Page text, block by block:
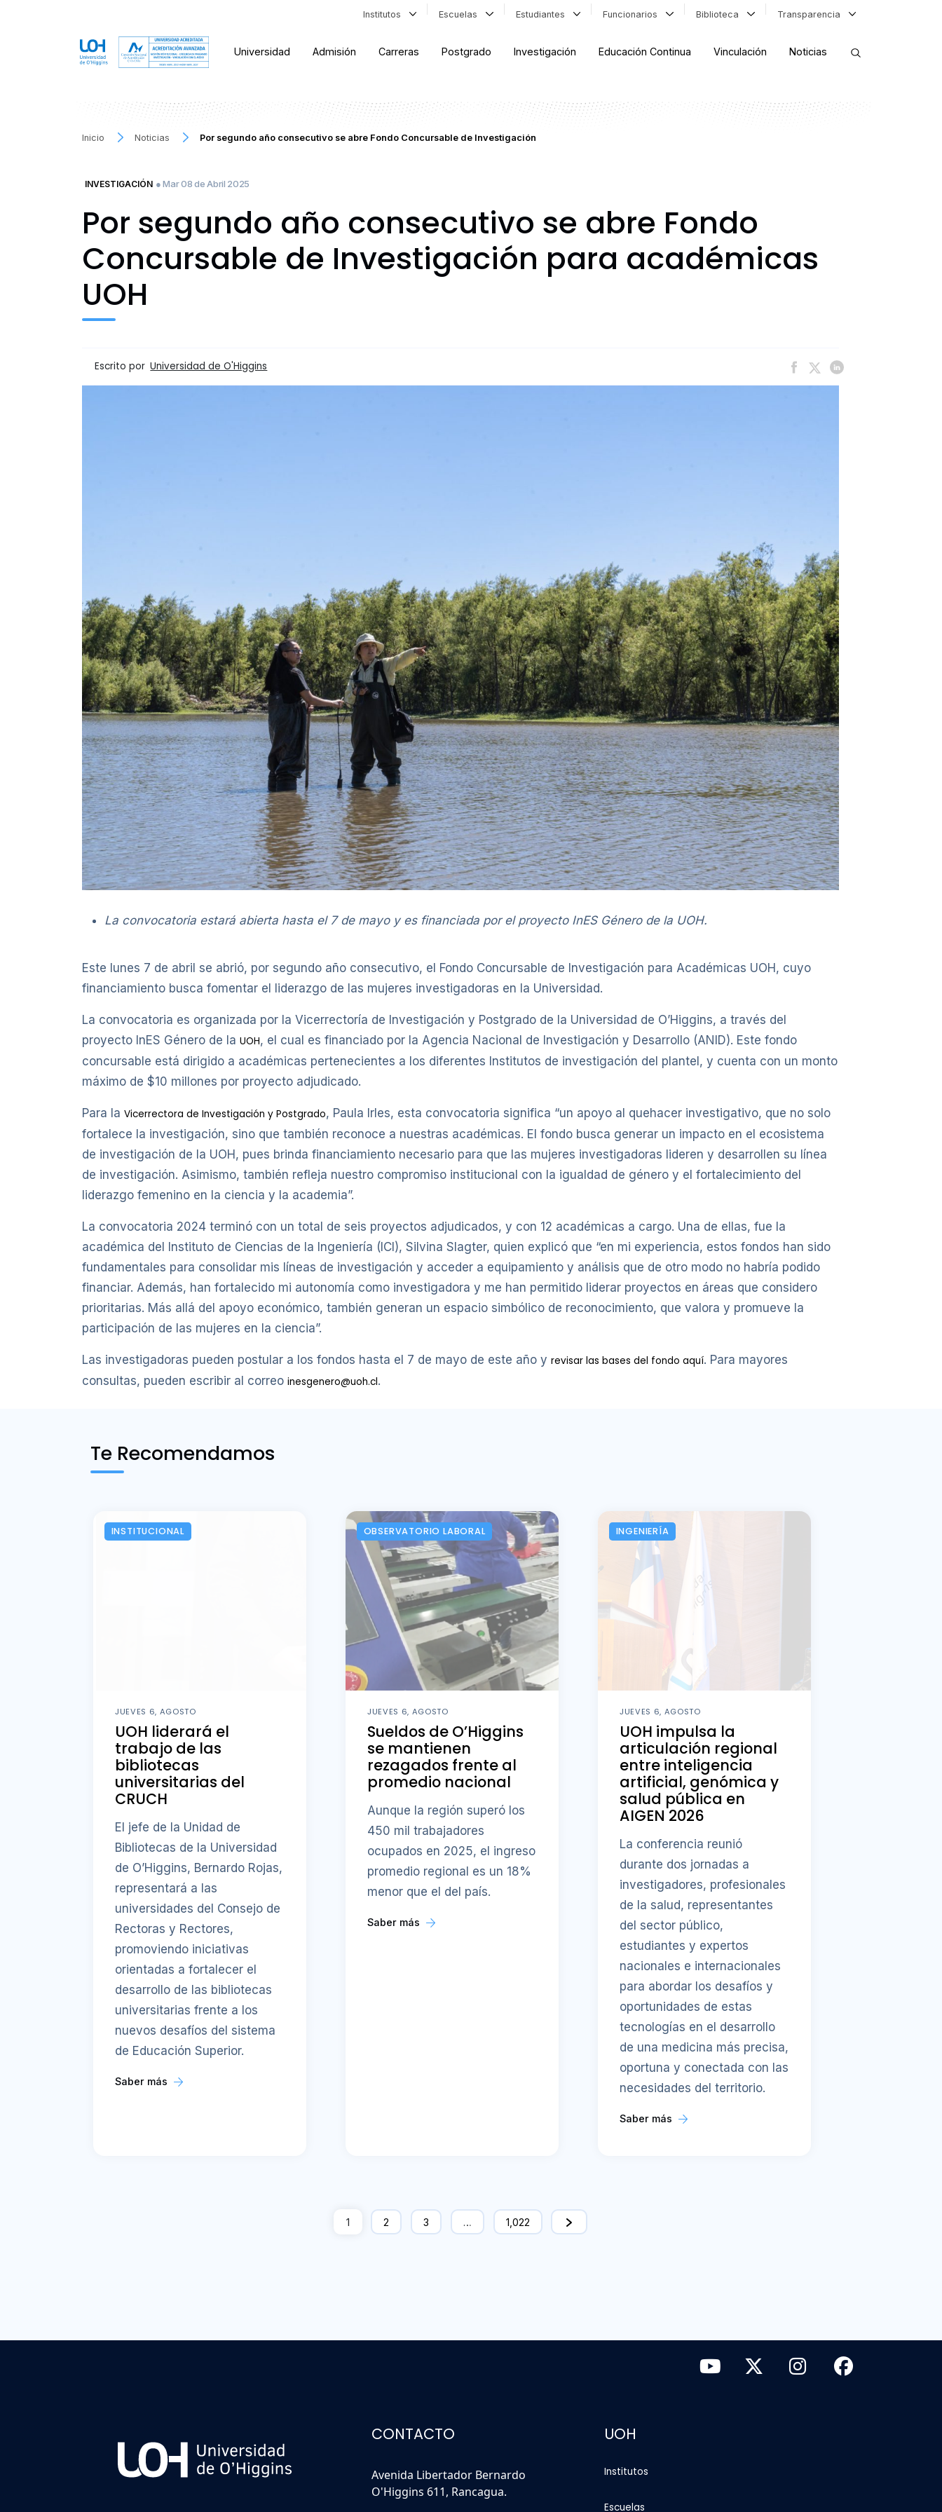
Institutos Escuelas Estudiantes Funcionarios Biblioteca Transparencia
Universidad Admisión Carreras Postgrado Investigación Educación Continua Vinculación Noticias
Inicio Noticias Por segundo año consecutivo se abre Fondo Concursable de Investigación
INVESTIGACIÓN ● Mar 08 de Abril 2025
Por segundo año consecutivo se abre Fondo
Concursable de Investigación para académicas
UOH
Escrito por Universidad de O'Higgins
La convocatoria estará abierta hasta el 7 de mayo y es financiada por el proyecto InES Género de la UOH.
Este lunes 7 de abril se abrió, por segundo año consecutivo, el Fondo Concursable de Investigación para Académicas UOH, cuyo
financiamiento busca fomentar el liderazgo de las mujeres investigadoras en la Universidad.
La convocatoria es organizada por la Vicerrectoría de Investigación y Postgrado de la Universidad de O’Higgins, a través del
proyecto InES Género de la UOH, el cual es financiado por la Agencia Nacional de Investigación y Desarrollo (ANID). Este fondo
concursable está dirigido a académicas pertenecientes a los diferentes Institutos de investigación del plantel, y cuenta con un monto
máximo de $10 millones por proyecto adjudicado.
Para la Vicerrectora de Investigación y Postgrado, Paula Irles, esta convocatoria significa “un apoyo al quehacer investigativo, que no solo
fortalece la investigación, sino que también reconoce a nuestras académicas. El fondo busca generar un impacto en el ecosistema
de investigación de la UOH, pues brinda financiamiento necesario para que las mujeres investigadoras lideren y desarrollen su línea
de investigación. Asimismo, también refleja nuestro compromiso institucional con la igualdad de género y el fortalecimiento del
liderazgo femenino en la ciencia y la academia”.
La convocatoria 2024 terminó con un total de seis proyectos adjudicados, y con 12 académicas a cargo. Una de ellas, fue la
académica del Instituto de Ciencias de la Ingeniería (ICI), Silvina Slagter, quien explicó que “en mi experiencia, estos fondos han sido
fundamentales para consolidar mis líneas de investigación y acceder a equipamiento y análisis que de otro modo no habría podido
financiar. Además, han fortalecido mi autonomía como investigadora y me han permitido liderar proyectos en áreas que considero
prioritarias. Más allá del apoyo económico, también generan un espacio simbólico de reconocimiento, que valora y promueve la
participación de las mujeres en la ciencia”.
Las investigadoras pueden postular a los fondos hasta el 7 de mayo de este año y revisar las bases del fondo aquí. Para mayores
consultas, pueden escribir al correo inesgenero@uoh.cl.
Te Recomendamos
INSTITUCIONAL
JUEVES 6, AGOSTO
UOH liderará el
trabajo de las
bibliotecas
universitarias del
CRUCH
El jefe de la Unidad de
Bibliotecas de la Universidad
de O’Higgins, Bernardo Rojas,
representará a las
universidades del Consejo de
Rectoras y Rectores,
promoviendo iniciativas
orientadas a fortalecer el
desarrollo de las bibliotecas
universitarias frente a los
nuevos desafíos del sistema
de Educación Superior.
Saber más
OBSERVATORIO LABORAL
JUEVES 6, AGOSTO
Sueldos de O’Higgins
se mantienen
rezagados frente al
promedio nacional
Aunque la región superó los
450 mil trabajadores
ocupados en 2025, el ingreso
promedio regional es un 18%
menor que el del país.
Saber más
INGENIERÍA
JUEVES 6, AGOSTO
UOH impulsa la
articulación regional
entre inteligencia
artificial, genómica y
salud pública en
AIGEN 2026
La conferencia reunió
durante dos jornadas a
investigadores, profesionales
de la salud, representantes
del sector público,
estudiantes y expertos
nacionales e internacionales
para abordar los desafíos y
oportunidades de estas
tecnologías en el desarrollo
de una medicina más precisa,
oportuna y conectada con las
necesidades del territorio.
Saber más
1 2 3 … 1,022
CONTACTO
Avenida Libertador Bernardo
O'Higgins 611, Rancagua.
UOH
Institutos
Escuelas